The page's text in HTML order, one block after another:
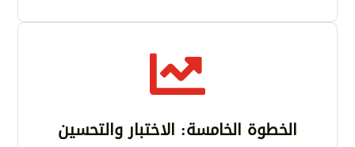

الخطوة الخامسة: الاختبار والتحسين